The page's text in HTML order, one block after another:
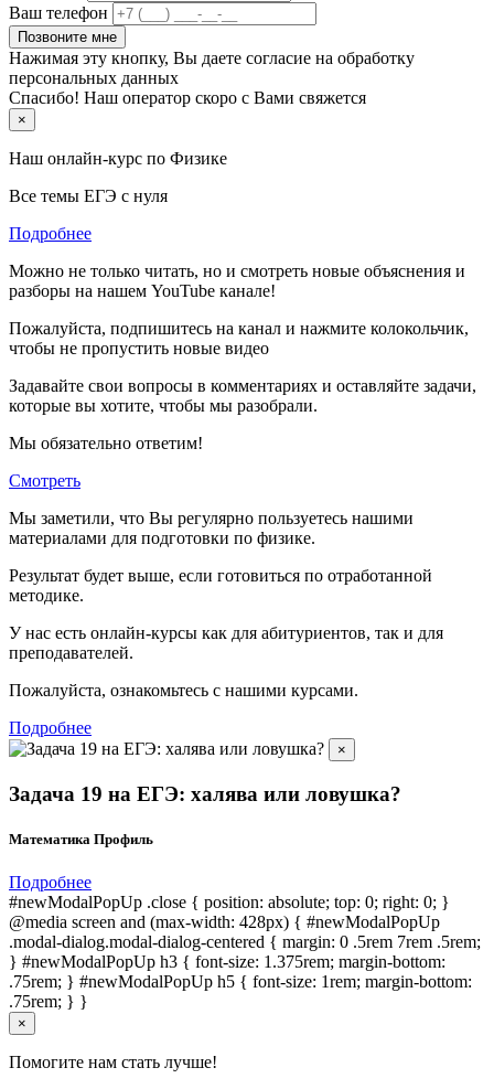
Ваш телефон
Позвоните мне
Нажимая эту кнопку, Вы даете согласие на обработку
персональных данных
Спасибо! Наш оператор скоро с Вами свяжется
×
Наш онлайн-курс по Физике
Все темы ЕГЭ с нуля
Подробнее
Можно не только читать, но и смотреть новые объяснения и
разборы на нашем YouTube канале!
Пожалуйста, подпишитесь на канал и нажмите колокольчик,
чтобы не пропустить новые видео
Задавайте свои вопросы в комментариях и оставляйте задачи,
которые вы хотите, чтобы мы разобрали.
Мы обязательно ответим!
Смотреть
Мы заметили, что Вы регулярно пользуетесь нашими
материалами для подготовки по физике.
Результат будет выше, если готовиться по отработанной
методике.
У нас есть онлайн-курсы как для абитуриентов, так и для
преподавателей.
Пожалуйста, ознакомьтесь с нашими курсами.
Подробнее
×
Задача 19 на ЕГЭ: халява или ловушка?
Математика Профиль
Подробнее
#newModalPopUp .close { position: absolute; top: 0; right: 0; }
@media screen and (max-width: 428px) { #newModalPopUp
.modal-dialog.modal-dialog-centered { margin: 0 .5rem 7rem .5rem;
} #newModalPopUp h3 { font-size: 1.375rem; margin-bottom:
.75rem; } #newModalPopUp h5 { font-size: 1rem; margin-bottom:
.75rem; } }
×
Помогите нам стать лучше!